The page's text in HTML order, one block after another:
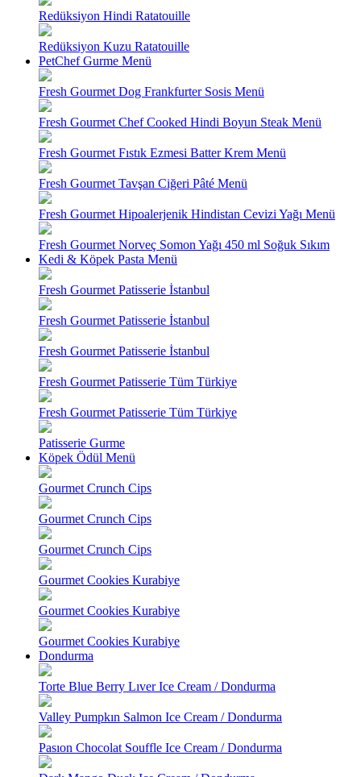
Redüksiyon Hindi Ratatouille
Redüksiyon Kuzu Ratatouille
PetChef Gurme Menü
Fresh Gourmet Dog Frankfurter Sosis Menü
Fresh Gourmet Chef Cooked Hindi Boyun Steak Menü
Fresh Gourmet Fıstık Ezmesi Batter Krem Menü
Fresh Gourmet Tavşan Ciğeri Pâté Menü
Fresh Gourmet Hipoalerjenik Hindistan Cevizi Yağı Menü
Fresh Gourmet Norveç Somon Yağı 450 ml Soğuk Sıkım
Kedi & Köpek Pasta Menü
Fresh Gourmet Patisserie İstanbul
Fresh Gourmet Patisserie İstanbul
Fresh Gourmet Patisserie İstanbul
Fresh Gourmet Patisserie Tüm Türkiye
Fresh Gourmet Patisserie Tüm Türkiye
Patisserie Gurme
Köpek Ödül Menü
Gourmet Crunch Cips
Gourmet Crunch Cips
Gourmet Crunch Cips
Gourmet Cookies Kurabiye
Gourmet Cookies Kurabiye
Gourmet Cookies Kurabiye
Dondurma
Torte Blue Berry Lıver Ice Cream / Dondurma
Valley Pumpkın Salmon Ice Cream / Dondurma
Pasıon Chocolat Souffle Ice Cream / Dondurma